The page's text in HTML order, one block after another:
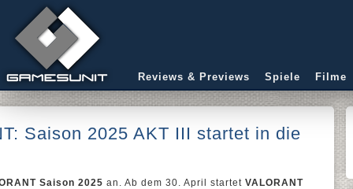
Reviews & Previews Spiele Filme
Saison 2025 AKT III startet in die
Saison 2025 an. Ab dem 30. April startet VALORANT